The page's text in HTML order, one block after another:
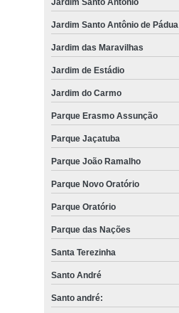
Jardim Santo Antônio
Jardim Santo Antônio de Pádua
Jardim das Maravilhas
Jardim de Estádio
Jardim do Carmo
Parque Erasmo Assunção
Parque Jaçatuba
Parque João Ramalho
Parque Novo Oratório
Parque Oratório
Parque das Nações
Santa Terezinha
Santo André
Santo andré: